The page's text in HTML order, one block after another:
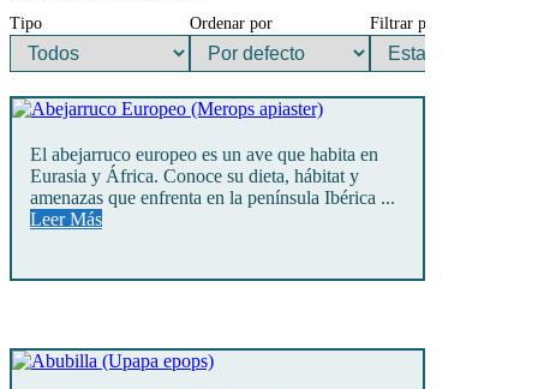
Tipo Ordenar por Filtrar por
El abejarruco europeo es un ave que habita en
Eurasia y África. Conoce su dieta, hábitat y
amenazas que enfrenta en la península Ibérica ...
Leer Más